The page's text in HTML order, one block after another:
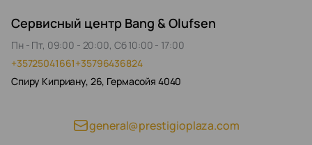
Сервисный центр Bang & Olufsen
Пн - Пт, 09:00 - 20:00, Сб 10:00 - 17:00
+35725041661+35796436824
Спиру Киприану, 26, Гермасойя 4040
general@prestigioplaza.com